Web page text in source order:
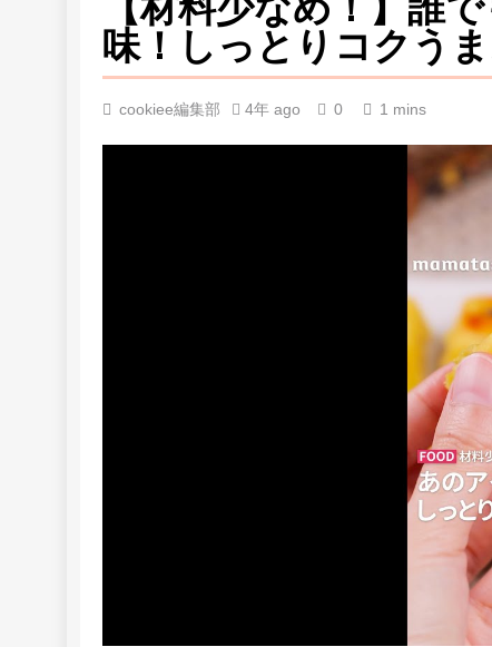
味！しっとりコクう
cookiee編集部 4年 ago 0 1 mins